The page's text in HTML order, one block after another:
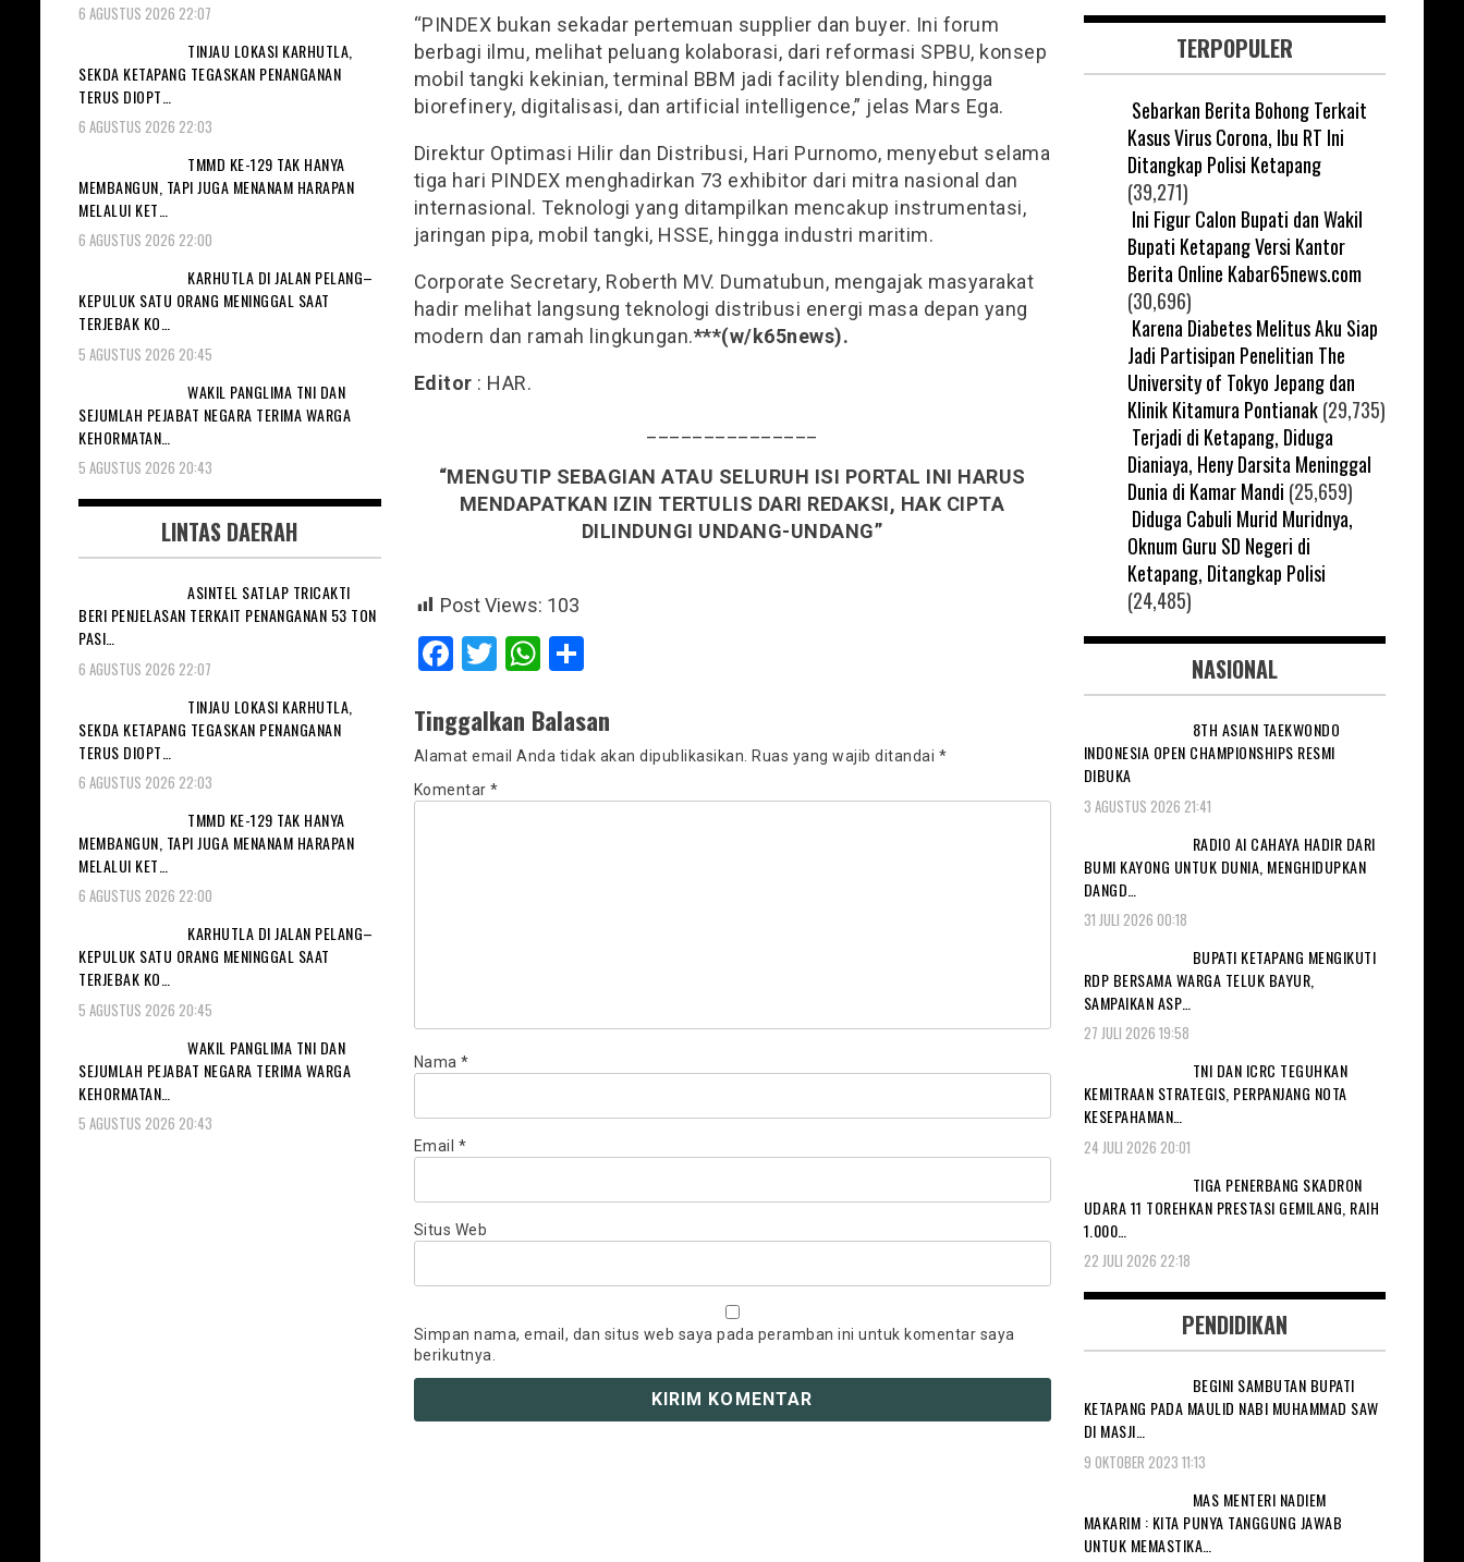
“PINDEX bukan sekadar pertemuan supplier dan buyer. Ini forum
berbagi ilmu, melihat peluang kolaborasi, dari reformasi SPBU, konsep
mobil tangki kekinian, terminal BBM jadi facility blending, hingga
biorefinery, digitalisasi, dan artificial intelligence,” jelas Mars Ega.
Direktur Optimasi Hilir dan Distribusi, Hari Purnomo, menyebut selama
tiga hari PINDEX menghadirkan 73 exhibitor dari mitra nasional dan
internasional. Teknologi yang ditampilkan mencakup instrumentasi,
jaringan pipa, mobil tangki, HSSE, hingga industri maritim.
Corporate Secretary, Roberth MV. Dumatubun, mengajak masyarakat
hadir melihat langsung teknologi distribusi energi masa depan yang
modern dan ramah lingkungan.***(w/k65news).
Editor : HAR.
“MENGUTIP SEBAGIAN ATAU SELURUH ISI PORTAL INI HARUS
MENDAPATKAN IZIN TERTULIS DARI REDAKSI, HAK CIPTA
DILINDUNGI UNDANG-UNDANG”
Post Views: 103
Facebook
TwitterWhatsApp
Share
Tinggalkan Balasan
Alamat email Anda tidak akan dipublikasikan. Ruas yang wajib ditandai *
Komentar *
Nama *
Email *
Situs Web
Simpan nama, email, dan situs web saya pada peramban ini untuk komentar saya
berikutnya.
6 AGUSTUS 2026 22:07
TINJAU LOKASI KARHUTLA,
SEKDA KETAPANG TEGASKAN PENANGANAN
TERUS DIOPT…
6 AGUSTUS 2026 22:03
TMMD KE-129 TAK HANYA
MEMBANGUN, TAPI JUGA MENANAM HARAPAN
MELALUI KET…
6 AGUSTUS 2026 22:00
KARHUTLA DI JALAN PELANG–
KEPULUK SATU ORANG MENINGGAL SAAT
TERJEBAK KO…
5 AGUSTUS 2026 20:45
WAKIL PANGLIMA TNI DAN
SEJUMLAH PEJABAT NEGARA TERIMA WARGA
KEHORMATAN…
5 AGUSTUS 2026 20:43
LINTAS DAERAH
ASINTEL SATLAP TRICAKTI
BERI PENJELASAN TERKAIT PENANGANAN 53 TON
PASI…
6 AGUSTUS 2026 22:07
TINJAU LOKASI KARHUTLA,
SEKDA KETAPANG TEGASKAN PENANGANAN
TERUS DIOPT…
6 AGUSTUS 2026 22:03
TMMD KE-129 TAK HANYA
MEMBANGUN, TAPI JUGA MENANAM HARAPAN
MELALUI KET…
6 AGUSTUS 2026 22:00
KARHUTLA DI JALAN PELANG–
KEPULUK SATU ORANG MENINGGAL SAAT
TERJEBAK KO…
5 AGUSTUS 2026 20:45
WAKIL PANGLIMA TNI DAN
SEJUMLAH PEJABAT NEGARA TERIMA WARGA
KEHORMATAN…
5 AGUSTUS 2026 20:43
TERPOPULER
Sebarkan Berita Bohong Terkait
Kasus Virus Corona, Ibu RT Ini
Ditangkap Polisi Ketapang
(39,271)
Ini Figur Calon Bupati dan Wakil
Bupati Ketapang Versi Kantor
Berita Online Kabar65news.com
(30,696)
Karena Diabetes Melitus Aku Siap
Jadi Partisipan Penelitian The
University of Tokyo Jepang dan
Klinik Kitamura Pontianak (29,735)
Terjadi di Ketapang, Diduga
Dianiaya, Heny Darsita Meninggal
Dunia di Kamar Mandi (25,659)
Diduga Cabuli Murid Muridnya,
Oknum Guru SD Negeri di
Ketapang, Ditangkap Polisi
(24,485)
NASIONAL
8TH ASIAN TAEKWONDO
INDONESIA OPEN CHAMPIONSHIPS RESMI
DIBUKA
3 AGUSTUS 2026 21:41
RADIO AI CAHAYA HADIR DARI
BUMI KAYONG UNTUK DUNIA, MENGHIDUPKAN
DANGD…
31 JULI 2026 00:18
BUPATI KETAPANG MENGIKUTI
RDP BERSAMA WARGA TELUK BAYUR,
SAMPAIKAN ASP…
27 JULI 2026 19:58
TNI DAN ICRC TEGUHKAN
KEMITRAAN STRATEGIS, PERPANJANG NOTA
KESEPAHAMAN…
24 JULI 2026 20:01
TIGA PENERBANG SKADRON
UDARA 11 TOREHKAN PRESTASI GEMILANG, RAIH
1.000…
22 JULI 2026 22:18
PENDIDIKAN
BEGINI SAMBUTAN BUPATI
KETAPANG PADA MAULID NABI MUHAMMAD SAW
DI MASJI…
9 OKTOBER 2023 11:13
MAS MENTERI NADIEM
MAKARIM : KITA PUNYA TANGGUNG JAWAB
UNTUK MEMASTIKA…